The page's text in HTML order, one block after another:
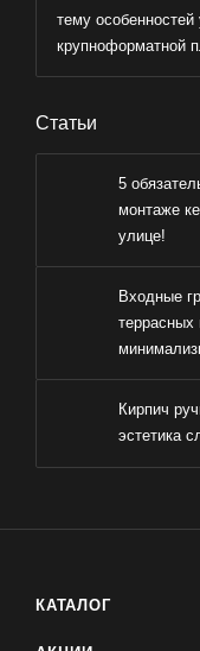
тему особенностей
крупноформатной
Статьи
5
монтаже
улице!
Входные
террасных
Кирпич
эстетика
КАТАЛОГ